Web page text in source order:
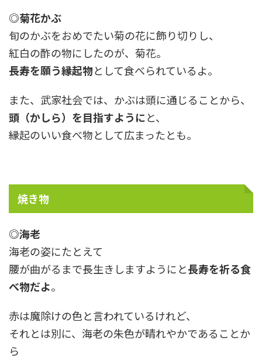
◎菊花かぶ
旬のかぶをおめでたい菊の花に飾り切りし、
紅白の酢の物にしたのが、菊花。
長寿を願う縁起物として食べられているよ。
また、武家社会では、かぶは頭に通じることから、
頭（かしら）を目指すようにと、
縁起のいい食べ物として広まったとも。
焼き物
◎海老
海老の姿にたとえて
腰が曲がるまで長生きしますようにと長寿を祈る食
べ物だよ。
赤は魔除けの色と言われているけれど、
それとは別に、海老の朱色が晴れやかであることか
ら